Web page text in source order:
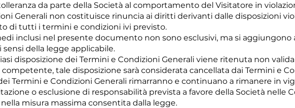
da parte della Società al comportamento del Visitatore in
Generali non costituisce rinuncia ai diritti derivanti dalle disposizioni
di tutti i termini e condizioni ivi previsto.
inclusi nel presente documento non sono esclusivi, ma si aggiungono
sensi della legge applicabile.
disposizione dei Termini e Condizioni Generali viene ritenuta non
tale disposizione sarà considerata cancellata dai Termini e
Termini e Condizioni Generali rimarranno e continuano a rimanere in
o esclusione di responsabilità prevista a favore della Società nelle
misura massima consentita dalla legge.